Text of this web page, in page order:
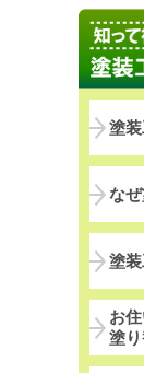
塗
な
塗
お
塗